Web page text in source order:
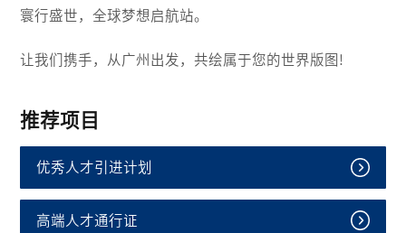
寰行盛世，全球梦想启航站。
让我们携手，从广州出发，共绘属于您的世界版图!
推荐项目
优秀人才引进计划
高端人才通行证